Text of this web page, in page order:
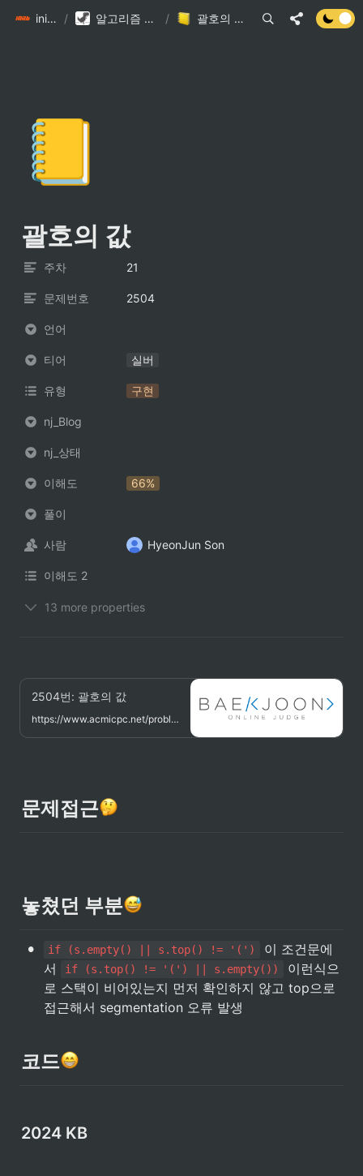
init6 / 알고리즘 DB / 괄호의 값
📒
괄호의 값
주차 21
문제번호 2504
언어
티어 실버
유형 구현
nj_Blog
nj_상태
이해도 66%
풀이
사람 HyeonJun Son
이해도 2
13 more properties
2504번: 괄호의 값
https://www.acmicpc.net/problem/2504
문제접근
놓쳤던 부분
• if (s.empty() || s.top() != '(')
이 조건문에
서
if (s.top() != '(') || s.empty())
이런식으
로 스택이 비어있는지 먼저 확인하지 않고 top으로
접근해서 segmentation 오류 발생
코드
2024 KB